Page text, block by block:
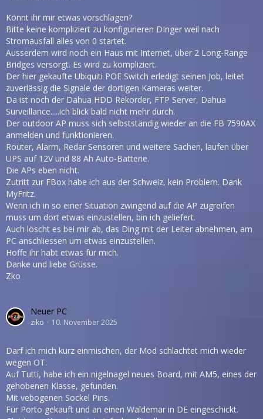
Könnt ihr mir etwas vorschlagen?
Bitte keine kompliziert zu konfigurieren DInger weil nach
Stromausfall alles von 0 startet.
Ausserdem wird noch ein Haus mit Internet, über 2 Long-Range
Bridges versorgt. Es wird zu kompliziert.
Der hier gekaufte Ubiquiti POE Switch erledigt seinen Job, leitet
zuverlässig die Signale der dortigen Kameras weiter.
Da ist noch der Dahua HDD Rekorder, FTP Server, Dahua
Surveillance.....ich blick bald nicht mehr durch.
Der outdoor AP muss sich selbstständig wieder an die FB 7590AX
anmelden und funktionieren.
Router, Alarm, Redar Sensoren und weitere Sachen, laufen über
UPS auf 12V und 88 Ah Auto-Batterie.
Die APs eben nicht.
Zutritt zur FBox habe ich aus der Schweiz, kein Problem. Dank
MyFritz.
Wenn ich in so einer Situation zwingend auf die AP zugreifen
muss um dort etwas einzustellen, bin ich geliefert.
Auch löscht es bei mir ab, das Ding mit der Leiter abnehmen, am
PC anschliessen um etwas einzustellen.
Hoffe ihr habt etwas für mich.
Danke und liebe Grüsse.
Zko
Neuer PC
ziko 10. November 2025
Darf ich mich kurz einmischen, der Mod schlachtet mich wieder
wegen OT.
Auf Tutti, habe ich ein nigelnagel neues Board, mit AM5, eines der
gehobenen Klasse, gefunden.
Mit vebogenen Sockel Pins.
Für Porto gekauft und an einen Waldemar in DE eingeschickt.